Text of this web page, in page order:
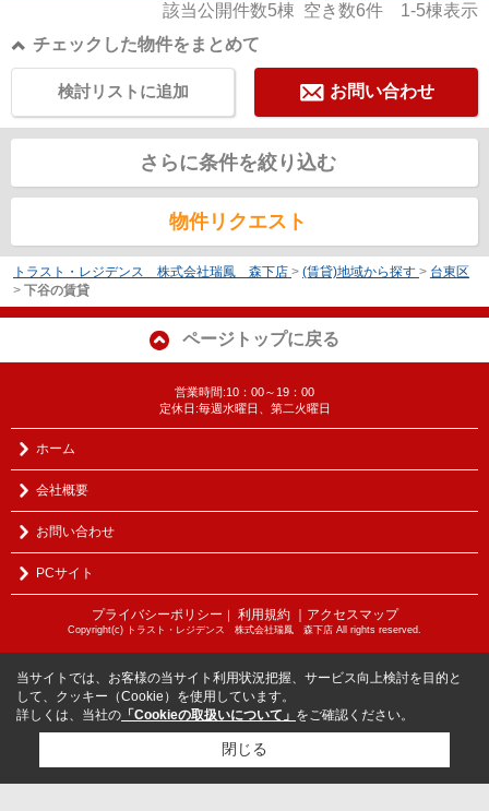
該当公開件数5棟 空き数6件 1-5棟表示
チェックした物件をまとめて
お問い合わせ
検討リストに追加
さらに条件を絞り込む
物件リクエスト
トラスト・レジデンス 株式会社瑞鳳 森下店 > (賃貸)地域から探す > 台東区
> 下谷の賃貸
ページトップに戻る
営業時間:10：00～19：00
定休日:毎週水曜日、第二火曜日
ホーム
会社概要
お問い合わせ
PCサイト
プライバシーポリシー ｜ 利用規約 ｜アクセスマップ
Copyright(c) トラスト・レジデンス 株式会社瑞鳳 森下店 All rights reserved.
当サイトでは、お客様の当サイト利用状況把握、サービス向上検討を目的と
して、クッキー（Cookie）を使用しています。
詳しくは、当社の 「Cookieの取扱いについて」 をご確認ください。
閉じる